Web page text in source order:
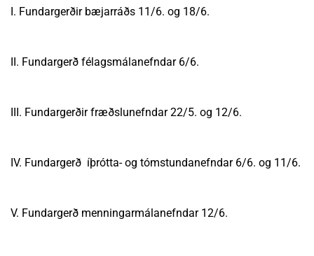
I. Fundargerðir bæjarráðs 11/6. og 18/6.
II. Fundargerð félagsmálanefndar 6/6.
III. Fundargerðir fræðslunefndar 22/5. og 12/6.
IV. Fundargerð íþrótta- og tómstundanefndar 6/6. og 11/6.
V. Fundargerð menningarmálanefndar 12/6.